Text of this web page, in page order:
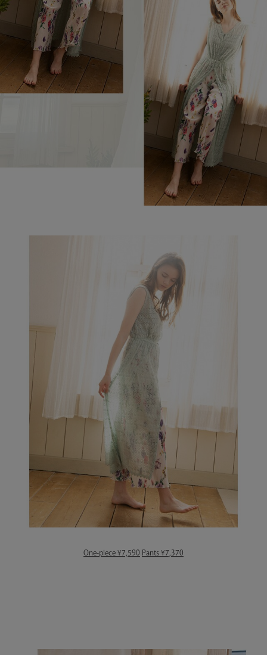
One-piece ¥7,590 Pants ¥7,370